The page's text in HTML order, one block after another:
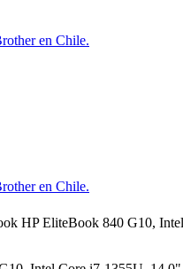
HP EliteBook 840 G10,